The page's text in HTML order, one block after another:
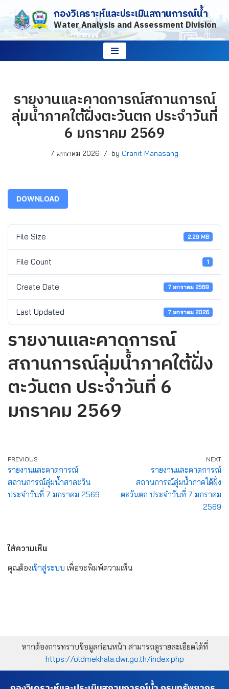
Skip
to
กองวิเคราะห์และประเมินสถานการณ์น้ำ
Water Analysis and Assessment Division
รายงานและคาดการณ์สถานการณ์
ลุ่มน้ำภาคใต้ฝั่งตะวันตก ประจำวันที่
6 มกราคม 2569
7 มกราคม 2026 by Oranit Manasang
DOWNLOAD
File Size 2.29 MB
File Count 1
Create Date 7 มกราคม 2569
Last Updated 7 มกราคม 2026
รายงานและคาดการณ์
สถานการณ์ลุ่มน้ำภาคใต้ฝั่ง
ตะวันตก ประจำวันที่ 6
มกราคม 2569
PREVIOUS
รายงานและคาดการณ์
สถานการณ์ลุ่มน้ำสาละวิน
ประจำวันที่ 7 มกราคม 2569
NEXT
รายงานและคาดการณ์
สถานการณ์ลุ่มน้ำภาคใต้ฝั่ง
ตะวันตก ประจำวันที่ 7 มกราคม
2569
ใส่ความเห็น
คุณต้องเข้าสู่ระบบ เพื่อจะพิมพ์ความเห็น
หากต้องการทราบข้อมูลก่อนหน้า สามารถดูรายละเอียดได้ที่
https://oldmekhala.dwr.go.th/index.php